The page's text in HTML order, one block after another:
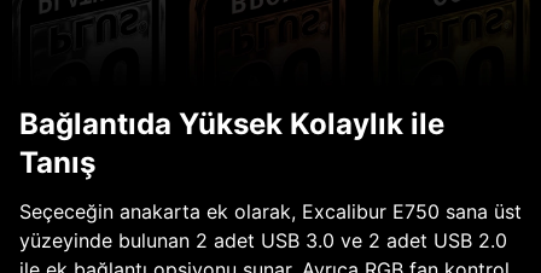
Bağlantıda Yüksek Kolaylık ile
Tanış
Seçeceğin anakarta ek olarak, Excalibur E750 sana üst
yüzeyinde bulunan 2 adet USB 3.0 ve 2 adet USB 2.0